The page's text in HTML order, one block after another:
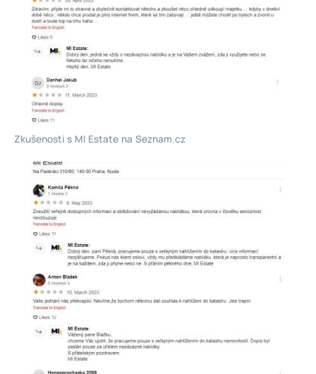
Zkušenosti s MI Estate na Seznam.cz